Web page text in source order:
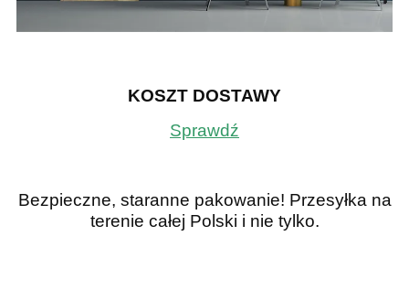
KOSZT DOSTAWY
Sprawdź
Bezpieczne, staranne pakowanie! Przesyłka na
terenie całej Polski i nie tylko.